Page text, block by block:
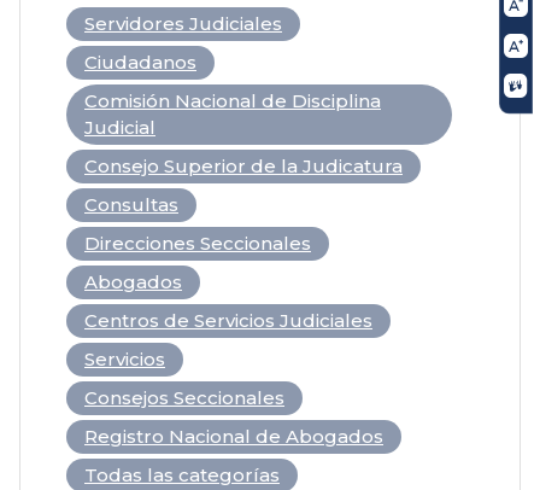
Abogados
Centros de Servicios Judiciales
Ciudadanos
Comisión Nacional de Disciplina
Judicial
Consejo Superior de la Judicatura
Consejos Seccionales
Consultas
Direcciones Seccionales
Registro Nacional de Abogados
Servicios
Servidores Judiciales
Todas las categorías